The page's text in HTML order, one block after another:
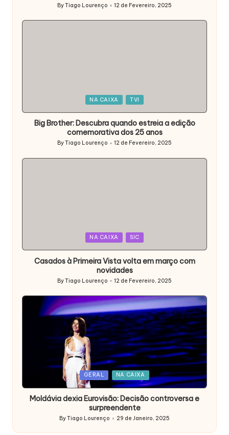
Posted
by
ByTiago Lourenço 12 de Fevereiro, 2025
NA CAIXA TVI
Big Brother: Descubra quando estreia a edição
comemorativa dos 25 anos
Posted
ByTiago Lourenço 12 de Fevereiro, 2025
NA CAIXA SIC
Casados à Primeira Vista volta em março com
novidades
Posted
ByTiago Lourenço 12 de Fevereiro, 2025
GERAL NA CAIXA
Moldávia dexia Eurovisão: Decisão controversa e
surpreendente
Posted
by
ByTiago Lourenço 29 de Janeiro, 2025